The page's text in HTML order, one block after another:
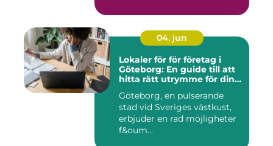
04. jun
Lokaler för för företag i
Göteborg: En guide till att
hitta rätt utrymme för din
Göteborg, en pulserande
stad vid Sveriges västkust,
erbjuder en rad möjligheter
f&oum...